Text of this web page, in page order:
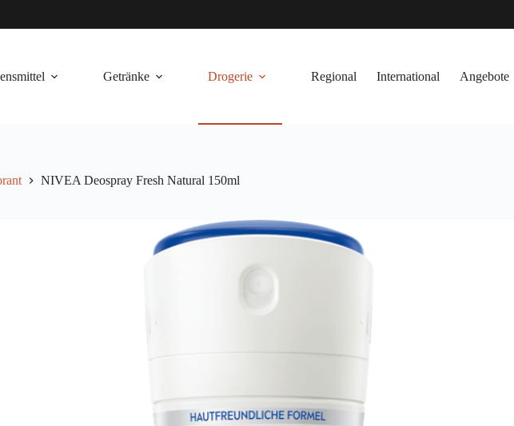
Getränke Drogerie Regional International Angebote
NIVEA Deospray Fresh Natural 150ml